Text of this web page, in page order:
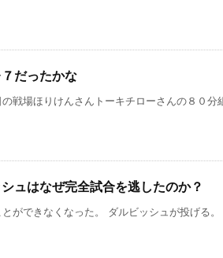
だったかな
の戦場ほりけんさんトーキチローさんの８０
ュはなぜ完全試合を逃したのか？
ができなくなった。 ダルビッシュが投げる